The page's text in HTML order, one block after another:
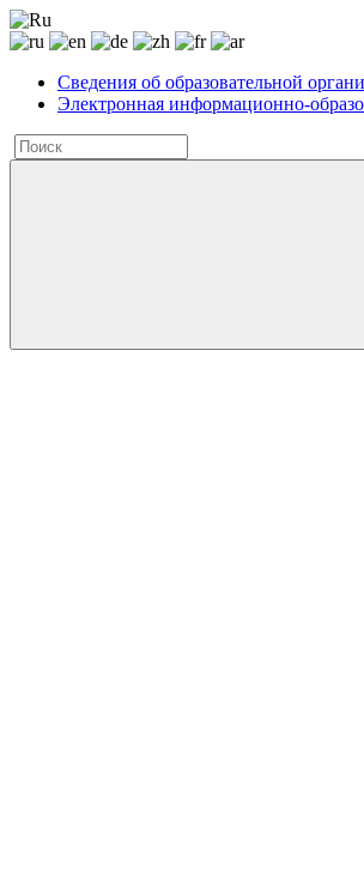
Сведения об образовательной
Электронная информационно-